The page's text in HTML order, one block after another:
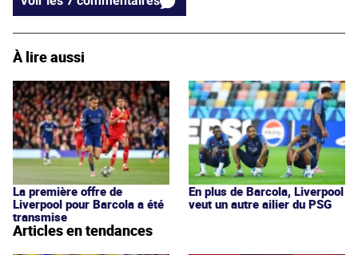
À lire aussi
La première offre de
Liverpool pour Barcola a été
transmise
En plus de Barcola, Liverpool
veut un autre ailier du PSG
Articles en tendances